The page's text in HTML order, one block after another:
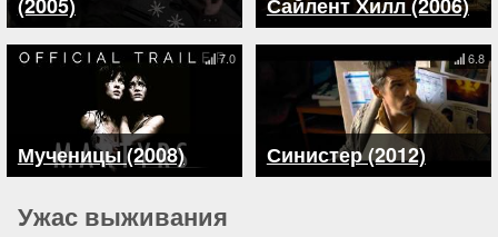
Мученицы (2008)
7.0
Синистер (2012)
6.8
Ужас выживания